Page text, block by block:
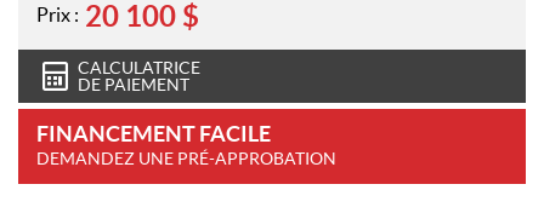
Prix : 20 100 $
CALCULATRICE
DE PAIEMENT
FINANCEMENT FACILE
DEMANDEZ UNE PRÉ-APPROBATION